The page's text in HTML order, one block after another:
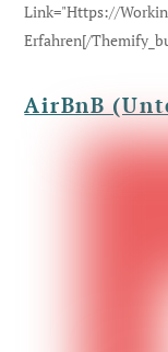
Link="https://
Erfahren[/
AirBnB